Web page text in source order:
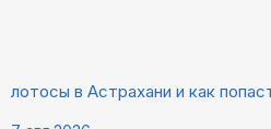
лотосы в Астрахани и как